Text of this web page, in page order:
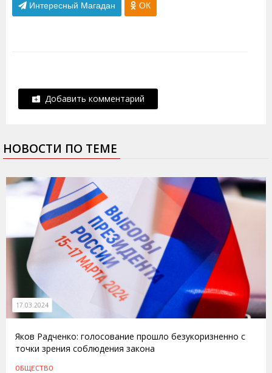
Интересный Магадан ОК
Добавить комментарий
НОВОСТИ ПО ТЕМЕ
17.03.2024
Яков Радченко: голосование прошло безукоризненно с
точки зрения соблюдения закона
ОБЩЕСТВО